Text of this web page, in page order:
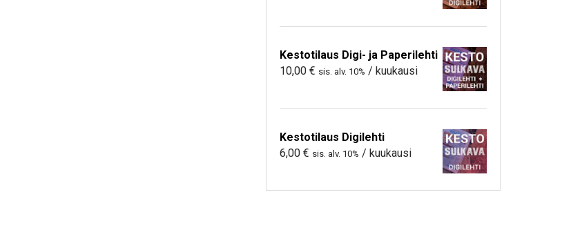
Kestotilaus Digi- ja Paperilehti
10,00 € sis. alv. 10% / kuukausi
Kestotilaus Digilehti
6,00 € sis. alv. 10% / kuukausi